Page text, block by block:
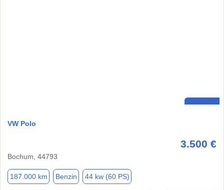
VW Polo
3.500 €
Bochum, 44793
187.000 km Benzin 44 kw (60 PS)